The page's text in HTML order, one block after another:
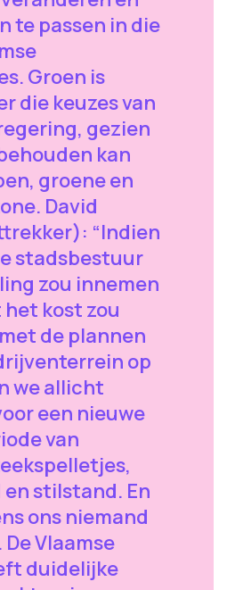
te passen in die
Groen is
die keuzes van
gezien
kan
groene en
David
“Indien
stadsbestuur
zou innemen
kost zou
de plannen
op
we allicht
een nieuwe
van
stilstand. En
ons niemand
Vlaamse
duidelijke